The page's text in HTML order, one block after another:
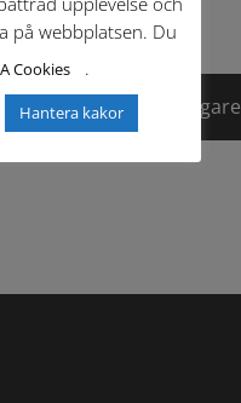
på webbplatsen. Du
Cookies .
Hantera kakor